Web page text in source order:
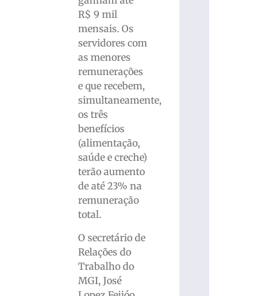
R$ 9 mil
mensais. Os
servidores com
as menores
remunerações
e que recebem,
simultaneamente,
os três
benefícios
(alimentação,
saúde e creche)
terão aumento
de até 23% na
remuneração
total.
O secretário de
Relações do
Trabalho do
MGI, José